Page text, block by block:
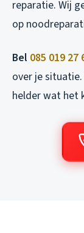
reparatie. Wij
op
Bel 085 019 27
over je
helder wat het